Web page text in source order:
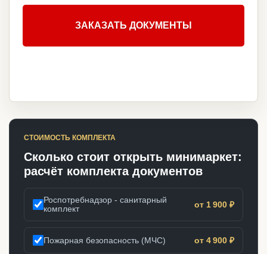
ЗАКАЗАТЬ ДОКУМЕНТЫ
СТОИМОСТЬ КОМПЛЕКТА
Сколько стоит открыть минимаркет:
расчёт комплекта документов
Роспотребнадзор - санитарный
комплект
от 1 900 ₽
Пожарная безопасность (МЧС) от 4 900 ₽